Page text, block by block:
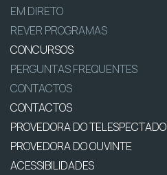
EM DIRETO
REVER PROGRAMAS
CONCURSOS
PERGUNTAS FREQUENTES
CONTACTOS
CONTACTOS
PROVEDORA DO
PROVEDORA DO OUVINTE
ACESSIBILIDADES